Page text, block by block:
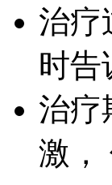
治疗
时告
治疗
激，